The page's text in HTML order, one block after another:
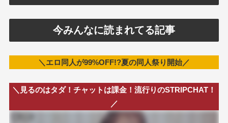
今みんなに読まれてる記事
＼エロ同人が99%OFF!?夏の同人祭り開始／
＼見るのはタダ！チャットは課金！流行りのSTRIPCHAT！
／